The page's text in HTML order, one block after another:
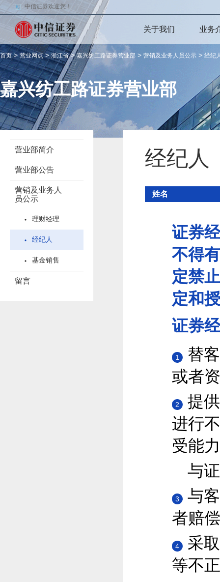
中信证券欢迎您！
关于我们 业务
首页>营业网点>浙江省>嘉兴纺工路证券营业部 > 营销及业务人员公示 > 经纪
嘉兴纺工路证券营业部
营业部简介
营业部公告
营销及业务人
员公示
理财经理
经纪人
基金销售
留言
经纪人
姓名
证券
不得
定禁
定和
证券
1
替
或者
2
提
进行
受能
与
3
与
者赔
4
采
等不